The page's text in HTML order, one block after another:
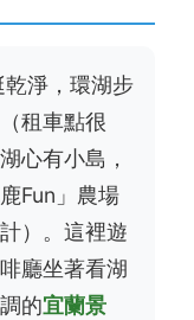
乾淨，環湖步
租車點很
心有小島，
Fun」農場
）。這裡遊
廳坐著看湖
的宜蘭景